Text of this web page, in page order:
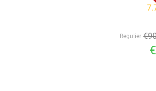
Regulier